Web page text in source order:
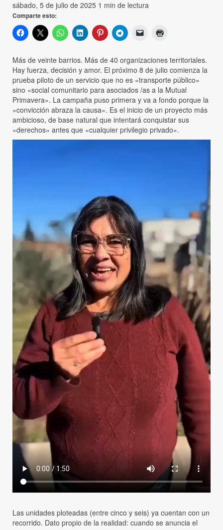
sábado, 5 de julio de 2025 1 min de lectura
Comparte esto:
Más de veinte barrios. Más de 40 organizaciones territoriales.
Hay fuerza, decisión y amor. El próximo 8 de julio comienza la
prueba piloto de un servicio que no es «transporte público»
sino «social comunitario para asociados /as a la Mutual
Primavera». La campaña puso primera y va a fondo porque la
«convicción abraza la causa». Es el inicio de un proyecto más
ambicioso, de base natural que intentará conquistar sus
«derechos» antes que «cualquier privilegio privado».
Las unidades ploteadas (entre cinco y seis) ya cuentan con un
recorrido. Dato propio de la realidad: cuando se anuncia el